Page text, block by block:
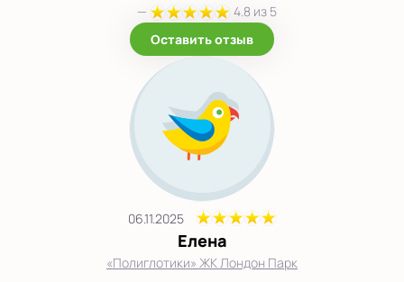
—
4.8 из 5
Оставить отзыв
06.11.2025
Елена
«Полиглотики» ЖК Лондон Парк